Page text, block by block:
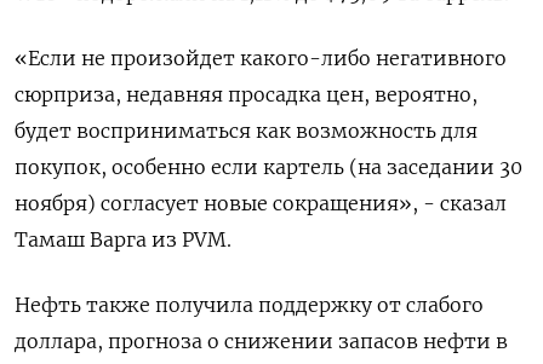
«Если не произойдет какого-либо негативного
сюрприза, недавняя просадка цен, вероятно,
будет восприниматься как возможность для
покупок, особенно если картель (на заседании 30
ноября) согласует новые сокращения», - сказал
Тамаш Варга из PVM.
Нефть также получила поддержку от слабого
доллара, прогноза о снижении запасов нефти в